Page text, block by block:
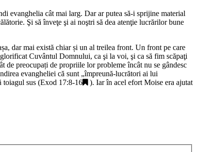
evanghelia cât mai larg. Dar ar putea să-i sprijine material
Şi să înveţe şi ai noştri să dea atenţie lucrărilor bune
dar mai există chiar și un al treilea front. Un front pe care
Cuvântul Domnului, ca şi la voi, şi ca să fim scăpaţi
de preocupați de propriile lor probleme încât nu se gândesc
evangheliei că sunt „împreună-lucrători ai lui
toiagul sus (Exod 17:8-16
). Iar în acel efort Moise era ajutat